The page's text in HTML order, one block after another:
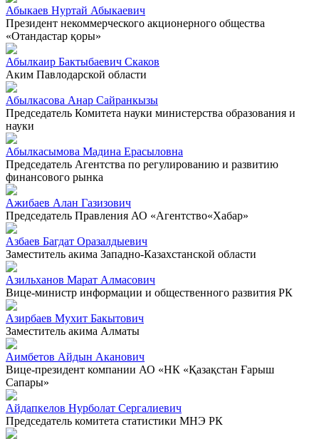
Абыкаев Нуртай Абыкаевич
Президент некоммерческого акционерного общества
«Отандастар қоры»
Абылкаир Бактыбаевич Скаков
Аким Павлодарской области
Абылкасова Анар Сайранкызы
Председатель Комитета науки министерства образования и
науки
Абылкасымова Мадина Ерасыловна
Председатель Агентства по регулированию и развитию
финансового рынка
Ажибаев Алан Газизович
Председатель Правления АО «Агентство«Хабар»
Азбаев Багдат Оразалдыевич
Заместитель акима Западно-Казахстанской области
Азильханов Марат Алмасович
Вице-министр информации и общественного развития РК
Азирбаев Мухит Бакытович
Заместитель акима Алматы
Аимбетов Айдын Аканович
Вице-президент компании АО «НК «Қазақстан Ғарыш
Сапары»
Айдапкелов Нурболат Сергалиевич
Председатель комитета статистики МНЭ РК